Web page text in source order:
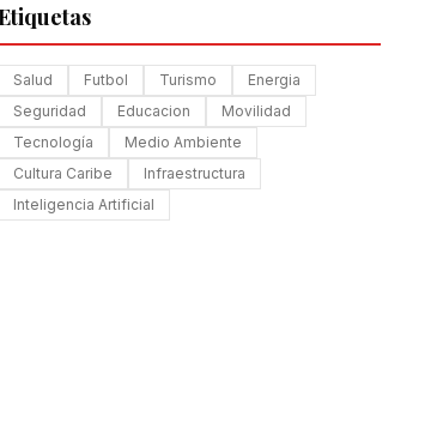
Salud Futbol Turismo
Energia
Seguridad
Educacion
Movilidad
Tecnología
Medio Ambiente
Cultura Caribe
Infraestructura
Inteligencia Artificial